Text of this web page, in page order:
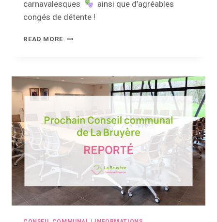
carnavalesques
ainsi que d’agréables
congés de détente !
READ MORE ANNULATION
DE
FÉVRIER